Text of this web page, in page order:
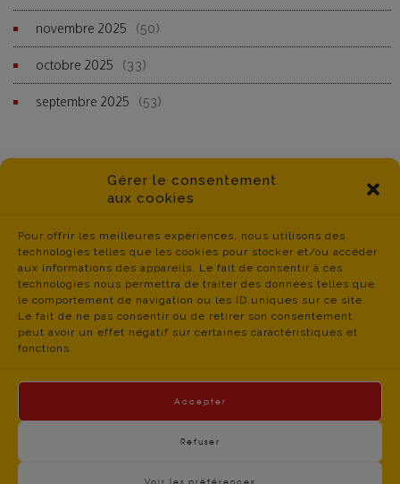
Gérer le consentement
aux cookies
Pour offrir les meilleures expériences, nous utilisons des
technologies telles que les cookies pour stocker et/ou accéder
aux informations des appareils. Le fait de consentir à ces
technologies nous permettra de traiter des données telles que
le comportement de navigation ou les ID uniques sur ce site.
Le fait de ne pas consentir ou de retirer son consentement
peut avoir un effet négatif sur certaines caractéristiques et
fonctions.
Accepter
Refuser
Voir les préférences
novembre 2025 (50)
octobre 2025 (33)
septembre 2025 (53)